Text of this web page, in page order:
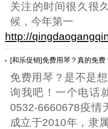
关注的时间很久很
候，今年第一
http://
[和乐促销]免费用琴？真的免费
免费用琴？是不是
询我吧！一个电话
0532-6660678疫
成立于2010年，隶